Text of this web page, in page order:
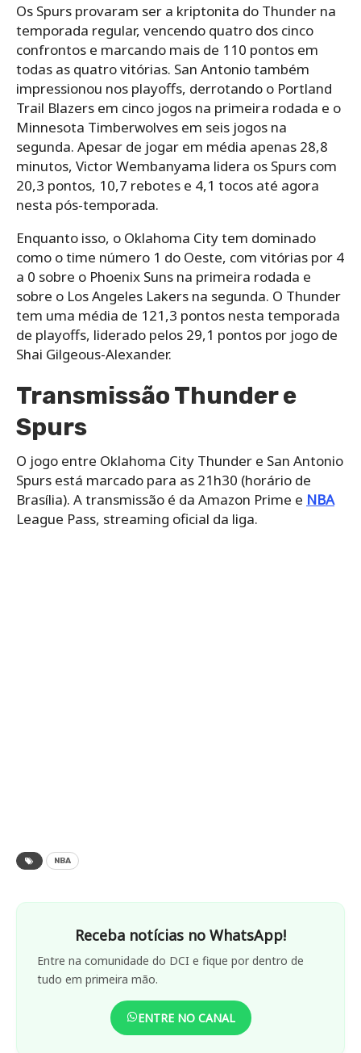
Os Spurs provaram ser a kriptonita do Thunder na
temporada regular, vencendo quatro dos cinco
confrontos e marcando mais de 110 pontos em
todas as quatro vitórias. San Antonio também
impressionou nos playoffs, derrotando o Portland
Trail Blazers em cinco jogos na primeira rodada e o
Minnesota Timberwolves em seis jogos na
segunda. Apesar de jogar em média apenas 28,8
minutos, Victor Wembanyama lidera os Spurs com
20,3 pontos, 10,7 rebotes e 4,1 tocos até agora
nesta pós-temporada.
Enquanto isso, o Oklahoma City tem dominado
como o time número 1 do Oeste, com vitórias por 4
a 0 sobre o Phoenix Suns na primeira rodada e
sobre o Los Angeles Lakers na segunda. O Thunder
tem uma média de 121,3 pontos nesta temporada
de playoffs, liderado pelos 29,1 pontos por jogo de
Shai Gilgeous-Alexander.
Transmissão Thunder e
Spurs
O jogo entre Oklahoma City Thunder e San Antonio
Spurs está marcado para as 21h30 (horário de
Brasília). A transmissão é da Amazon Prime e NBA
League Pass, streaming oficial da liga.
NBA
Receba notícias no WhatsApp!
Entre na comunidade do DCI e fique por dentro de
tudo em primeira mão.
ENTRE NO CANAL